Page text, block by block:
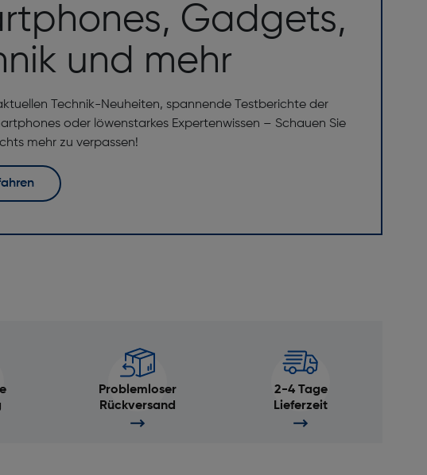
Gadgets,
und mehr
Technik-Neuheiten, spannende Testberichte der
oder löwenstarkes Expertenwissen – Schauen Sie
mehr zu verpassen!
Problemloser
Rückversand
2-4 Tage
Lieferzeit